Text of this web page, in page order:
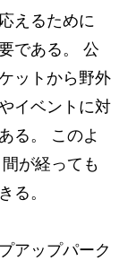
えるために
である。 公
ットから野外
イベントに対
る。 このよ
が経っても
る。
アップパーク